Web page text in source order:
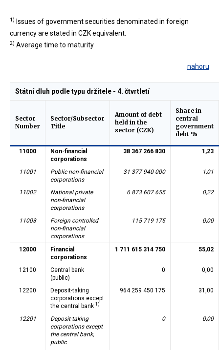
1) Issues of government securities denominated in foreign
currency are stated in CZK equivalent.
2) Average time to maturity
nahoru
Sector
Number
Sector/Subsector
Title
Amount of debt
held in the
sector (CZK)
Share in
central
government
debt %
Státní dluh podle typu držitele - 4. čtvrtletí
11000
Non-financial
corporations
38 367 266 830 1,23
11001
Public non-financial
corporations
31 377 940 000 1,01
11002
National private
non-financial
corporations
6 873 607 655 0,22
11003
Foreign controlled
non-financial
corporations
115 719 175 0,00
12000
Financial
corporations
1 711 615 314 750 55,02
12100
Central bank
(public)
0 0,00
12200
Deposit-taking
corporations except
the central bank 1)
964 259 450 175 31,00
12201
Deposit-taking
corporations except
the central bank,
public
0 0,00